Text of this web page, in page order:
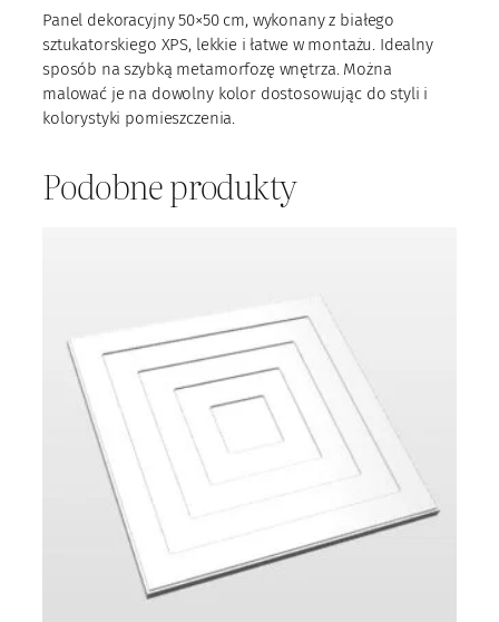
P
S
m
4
1
Panel dekoracyjny 50×50 cm, wykonany z białego
sztukatorskiego XPS, lekkie i łatwe w montażu. Idealny
sposób na szybką metamorfozę wnętrza. Można
malować je na dowolny kolor dostosowując do styli i
kolorystyki pomieszczenia.
Podobne produkty